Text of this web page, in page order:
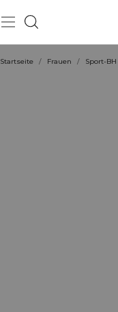
Startseite / Frauen / Sport-BH